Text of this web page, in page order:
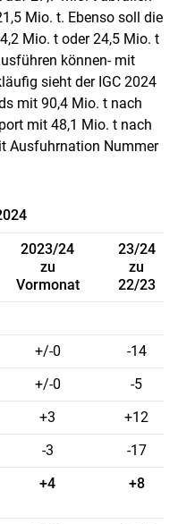
Mio. t. Ebenso soll die
Mio. t oder 24,5 Mio. t
können- mit
sieht der IGC 2024
mit 90,4 Mio. t nach
mit 48,1 Mio. t nach
Ausfuhrnation Nummer
2023/24
zu
Vormonat
23/24
zu
22/23
+/-0
-14
+/-0
-5
+3
+12
-3
-17
+4 +8